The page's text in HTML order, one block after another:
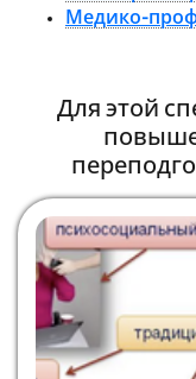
Медико-
Для этой